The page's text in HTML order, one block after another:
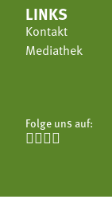
LINKS
Kontakt
Mediathek
Folge uns auf:
